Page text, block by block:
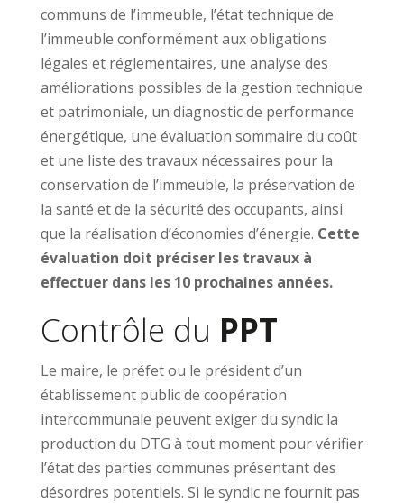
communs de l’immeuble, l’état technique de
l’immeuble conformément aux obligations
légales et réglementaires, une analyse des
améliorations possibles de la gestion technique
et patrimoniale, un diagnostic de performance
énergétique, une évaluation sommaire du coût
et une liste des travaux nécessaires pour la
conservation de l’immeuble, la préservation de
la santé et de la sécurité des occupants, ainsi
que la réalisation d’économies d’énergie. Cette
évaluation doit préciser les travaux à
effectuer dans les 10 prochaines années.
Contrôle du PPT
Le maire, le préfet ou le président d’un
établissement public de coopération
intercommunale peuvent exiger du syndic la
production du DTG à tout moment pour vérifier
l’état des parties communes présentant des
désordres potentiels. Si le syndic ne fournit pas